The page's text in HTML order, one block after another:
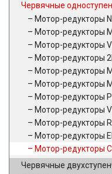
Червячные
Мотор-редукторы
Мотор-редукторы
Мотор-редукторы
Мотор-редукторы
Мотор-редукторы
Мотор-редукторы
Мотор-редукторы
Мотор-редукторы
Мотор-редукторы
Мотор-редукторы
Мотор-редукторы
Червячные